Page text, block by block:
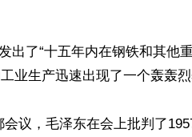
出了“十五年内在钢铁和其他
业生产迅速出现了一个轰轰烈
议，毛泽东在会上批判了